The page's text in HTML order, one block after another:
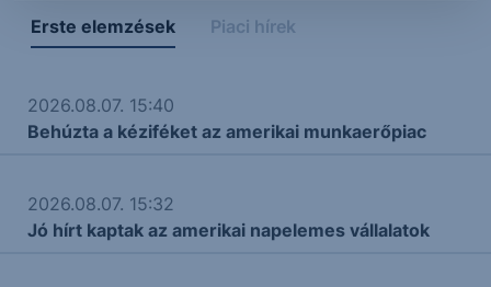
Erste elemzések Piaci hírek
2026.08.07. 15:40
Behúzta a kéziféket az amerikai munkaerőpiac
2026.08.07. 15:32
Jó hírt kaptak az amerikai napelemes vállalatok